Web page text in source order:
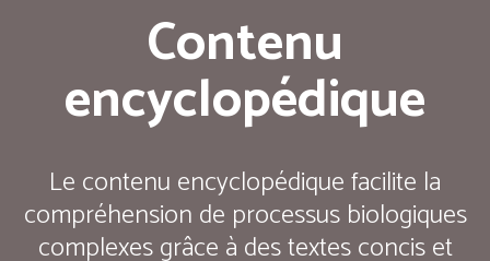
Contenu
encyclopédique
Le contenu encyclopédique facilite la
compréhension de processus biologiques
complexes grâce à des textes concis et